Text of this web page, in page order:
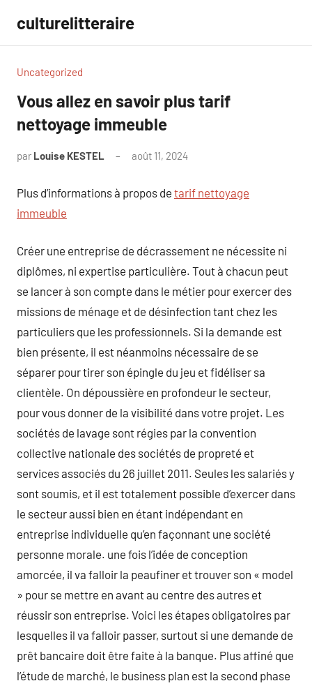
contenu
culturelitteraire
Uncategorized
Vous allez en savoir plus tarif
nettoyage immeuble
par Louise KESTEL août 11, 2024
Plus d’informations à propos de tarif nettoyage
immeuble
Créer une entreprise de décrassement ne nécessite ni
diplômes, ni expertise particulière. Tout à chacun peut
se lancer à son compte dans le métier pour exercer des
missions de ménage et de désinfection tant chez les
particuliers que les professionnels. Si la demande est
bien présente, il est néanmoins nécessaire de se
séparer pour tirer son épingle du jeu et fidéliser sa
clientèle. On dépoussière en profondeur le secteur,
pour vous donner de la visibilité dans votre projet. Les
sociétés de lavage sont régies par la convention
collective nationale des sociétés de propreté et
services associés du 26 juillet 2011. Seules les salariés y
sont soumis, et il est totalement possible d’exercer dans
le secteur aussi bien en étant indépendant en
entreprise individuelle qu’en façonnant une société
personne morale. une fois l’idée de conception
amorcée, il va falloir la peaufiner et trouver son « model
» pour se mettre en avant au centre des autres et
réussir son entreprise. Voici les étapes obligatoires par
lesquelles il va falloir passer, surtout si une demande de
prêt bancaire doit être faite à la banque. Plus affiné que
l’étude de marché, le business plan est la second phase